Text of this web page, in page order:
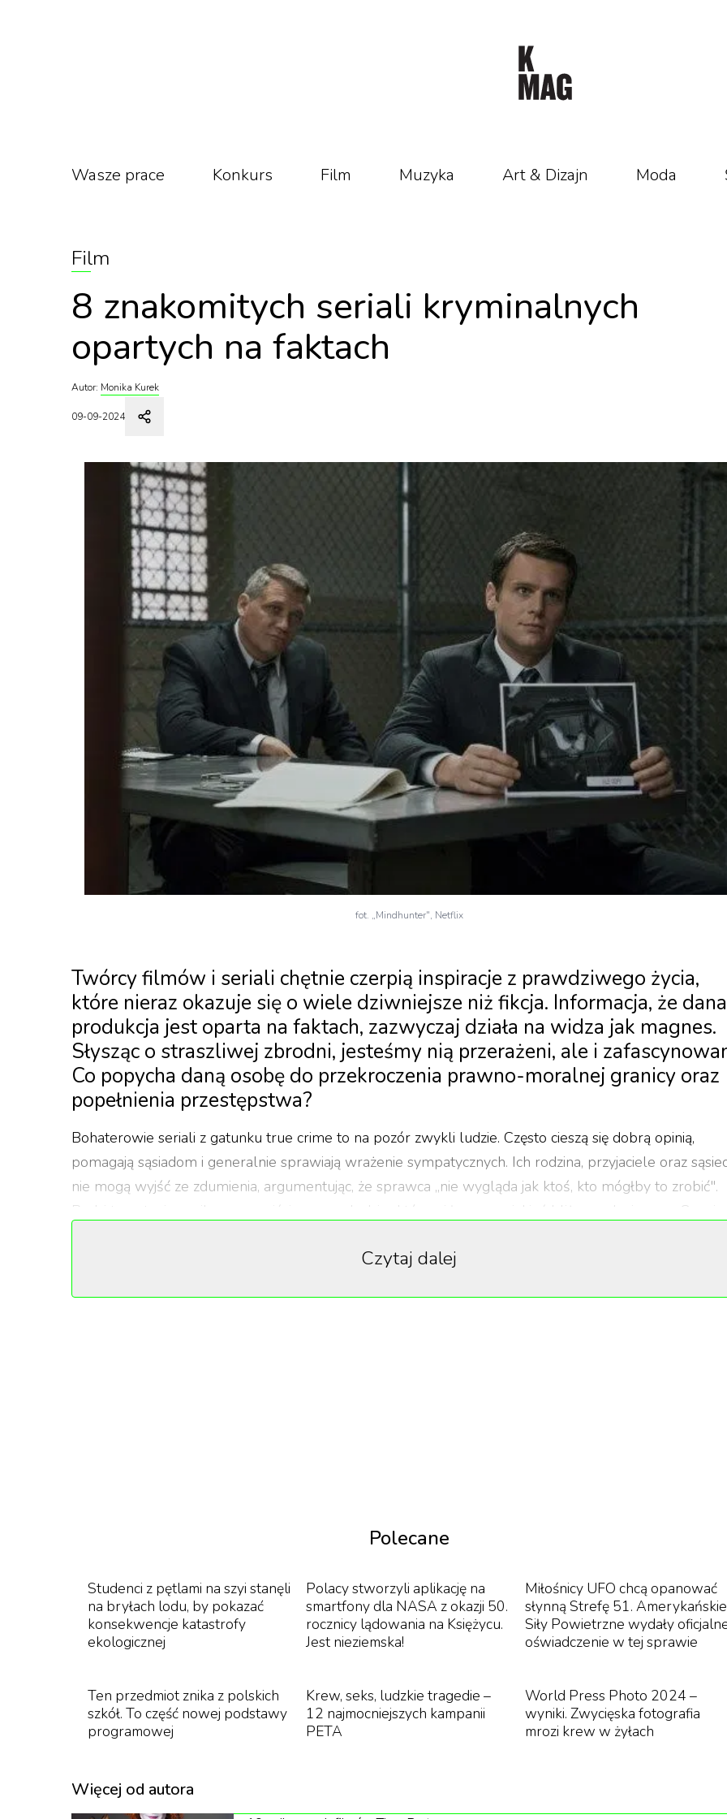
Wasze prace Konkurs Film Muzyka Art & Dizajn Moda
Film
8 znakomitych seriali kryminalnych
opartych na faktach
Autor: Monika Kurek
09-09-2024
fot. „Mindhunter", Netflix
Twórcy filmów i seriali chętnie czerpią inspiracje z prawdziwego życia,
które nieraz okazuje się o wiele dziwniejsze niż fikcja. Informacja, że dana
produkcja jest oparta na faktach, zazwyczaj działa na widza jak magnes.
Słysząc o straszliwej zbrodni, jesteśmy nią przerażeni, ale i
Co popycha daną osobę do przekroczenia prawno-moralnej granicy oraz
popełnienia przestępstwa?
Bohaterowie seriali z gatunku true crime to na pozór zwykli ludzie. Często cieszą się dobrą opinią,
pomagają sąsiadom i generalnie sprawiają wrażenie sympatycznych. Ich rodzina, przyjaciele oraz
nie mogą wyjść ze zdumienia, argumentując, że sprawca „nie wygląda jak ktoś, kto mógłby to zrobić".
Rodzi to pytanie, na ile rzeczywiście znamy ludzi, z którymi łączą nas jakieś bliższe relacje oraz. Co
Reżyserowie aktywnie poszukują odpowiedzi na te pytania. Dzięki ich pracy jesteśmy w stanie poznać
prawdziwe historie z różnych punktów widzenia oraz dowiedzieć się czegoś więcej na temat natury
Simpsona (Cuba Gooding Jr.), amerykańskiego futbolisty, oskarżonego o zabicie swojej
byłej żony i jej znajomego. W jego zespole adwokatów znajdował się m.in. Robert
Kardashian (David Schwimmer), były mąż Kris Jenner. Oboje byli zresztą obecni podczas
procesów. Sprawę przeciwko Simpsonowi prowadziła prokurator Marcia Clark (Sara
sportowca (John Travolta i Courtney B. Vance), jak i sędzia, często wykorzystywali to
przeciwko niej podczas procesu. Produkcja skupia się również na narracji prowadzonej
Simpsonem, jego obrońcami, biurem prokuratura oraz amerykańskim społeczeństwem.
Czytaj dalej
Polecane
Studenci z pętlami na szyi stanęli
na bryłach lodu, by pokazać
konsekwencje katastrofy
ekologicznej
Polacy stworzyli aplikację na
smartfony dla NASA z okazji 50.
rocznicy lądowania na Księżycu.
Jest nieziemska!
Miłośnicy UFO chcą opanować
słynną Strefę 51. Amerykańskie
Siły Powietrzne wydały
oświadczenie w tej sprawie
Ten przedmiot znika z polskich
szkół. To część nowej podstawy
programowej
Krew, seks, ludzkie tragedie –
12 najmocniejszych kampanii
PETA
World Press Photo 2024 –
wyniki. Zwycięska fotografia
mrozi krew w żyłach
Więcej od autora